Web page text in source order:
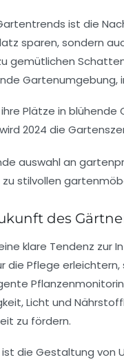
ist die
sparen, sondern
gemütlichen
Plätze in
2024 die
des
klare Tendenz zur
die Pflege
Licht und
zu fördern.
die Gestaltung von